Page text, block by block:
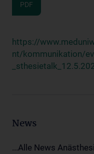
PDF
https://
nt/kommunikation/
News
...Alle News